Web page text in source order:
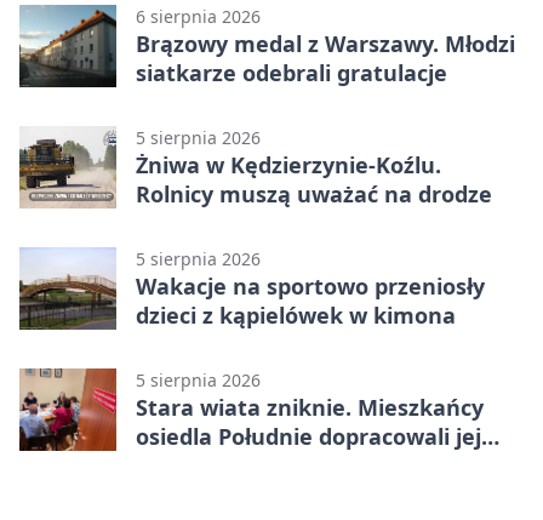
6 sierpnia 2026
Brązowy medal z Warszawy. Młodzi
siatkarze odebrali gratulacje
5 sierpnia 2026
Żniwa w Kędzierzynie-Koźlu.
Rolnicy muszą uważać na drodze
5 sierpnia 2026
Wakacje na sportowo przeniosły
dzieci z kąpielówek w kimona
5 sierpnia 2026
Stara wiata zniknie. Mieszkańcy
osiedla Południe dopracowali jej